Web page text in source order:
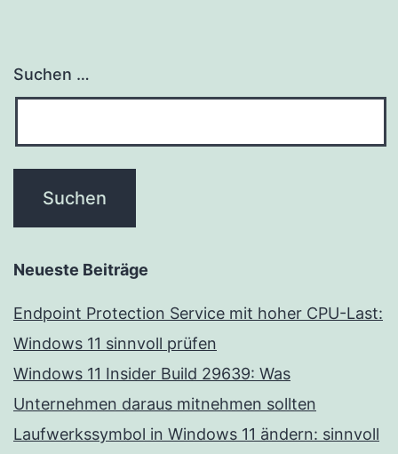
Suchen …
Neueste Beiträge
Endpoint Protection Service mit hoher CPU-Last:
Windows 11 sinnvoll prüfen
Windows 11 Insider Build 29639: Was
Unternehmen daraus mitnehmen sollten
Laufwerkssymbol in Windows 11 ändern: sinnvoll